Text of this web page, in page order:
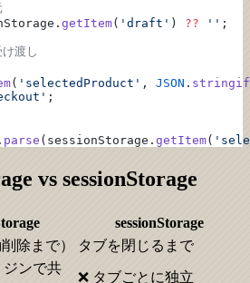
getItem( 'draft' ) ?? '' ;
渡し
( 'selectedProduct' , JSON .
;
. parse (sessionStorage. getItem(
vs sessionStorage
sessionStorage
除まで）
タブを閉じるまで
ジンで共
❌ タブごとに独立